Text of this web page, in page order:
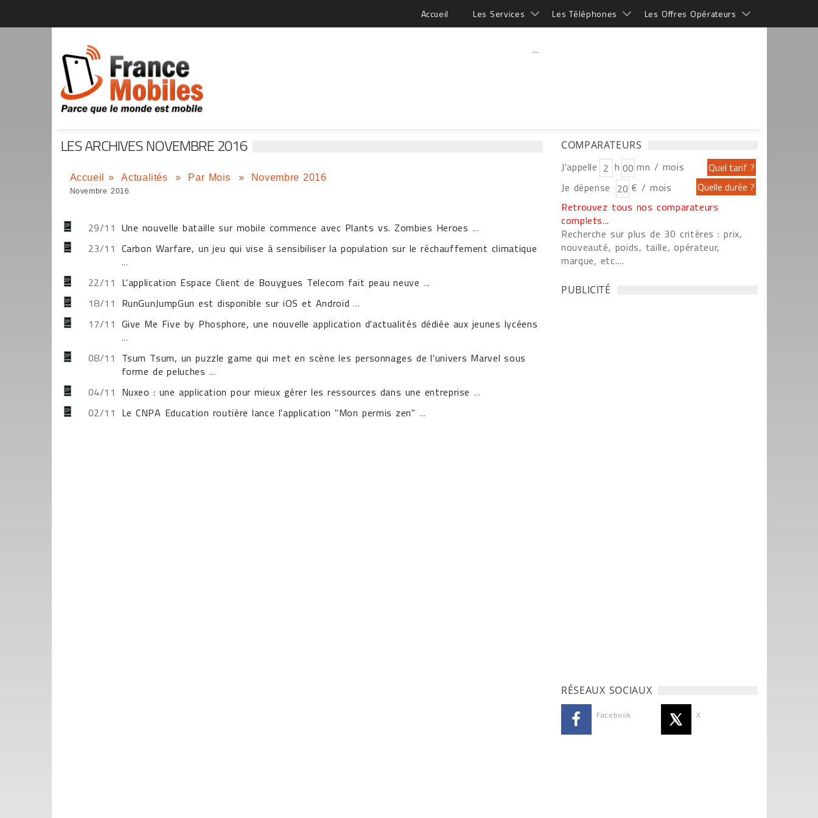
Accueil Les Services Les Téléphones Les Offres Opérateurs
...
LES ARCHIVES NOVEMBRE 2016
Accueil » Actualités » Par Mois » Novembre 2016
Novembre 2016
29/11 Une nouvelle bataille sur mobile commence avec Plants vs. Zombies Heroes ...
23/11 Carbon Warfare, un jeu qui vise à sensibiliser la population sur le réchauffement climatique
...
22/11 L'application Espace Client de Bouygues Telecom fait peau neuve ...
18/11 RunGunJumpGun est disponible sur iOS et Android ...
17/11 Give Me Five by Phosphore, une nouvelle application d'actualités dédiée aux jeunes lycéens
...
08/11 Tsum Tsum, un puzzle game qui met en scène les personnages de l'univers Marvel sous
forme de peluches ...
04/11 Nuxeo : une application pour mieux gérer les ressources dans une entreprise ...
02/11 Le CNPA Education routière lance l'application "Mon permis zen" ...
COMPARATEURS
J'appelle h
mn / mois
Je dépense
€ / mois
Retrouvez tous nos comparateurs
complets...
Recherche sur plus de 30 critères : prix,
nouveauté, poids, taille, opérateur,
marque, etc....
PUBLICITÉ
RÉSEAUX SOCIAUX
Facebook X